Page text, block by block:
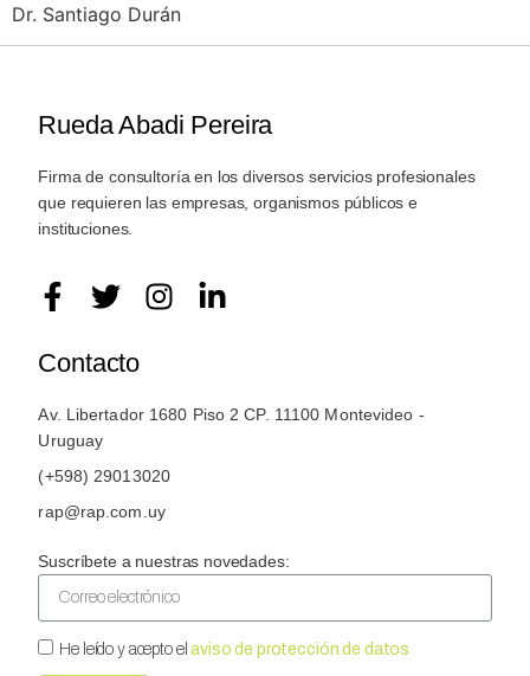
Dr. Santiago Durán
Rueda Abadi Pereira
Firma de consultoría en los diversos servicios profesionales
que requieren las empresas, organismos públicos e
instituciones.
Contacto
Av. Libertador 1680 Piso 2 CP. 11100 Montevideo -
Uruguay
(+598) 29013020
rap@rap.com.uy
Suscríbete a nuestras novedades:
He leído y acepto elaviso de protección de datos